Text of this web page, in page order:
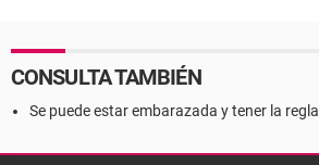
CONSULTA TAMBIÉN
Se puede estar embarazada y tener la regla